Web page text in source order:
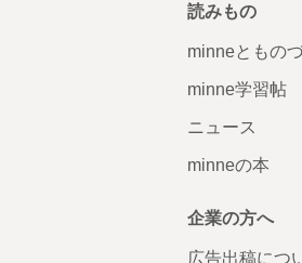
読みもの
minneともの
minne学習帖
ニュース
minneの本
企業の方へ
広告出稿につ